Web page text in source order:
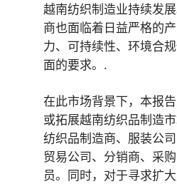
越南纺织制造业持续发
商也面临着日益严格的
力、可持续性、环境合
面的要求。.
在此市场背景下，本报
或拓展越南纺织品制造市
纺织品制造商、服装公司
贸易公司、分销商、采
员。同时，对于寻求扩